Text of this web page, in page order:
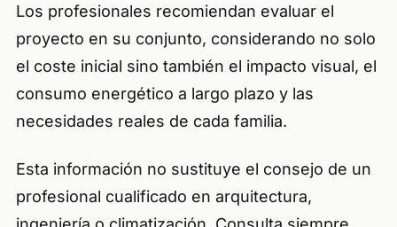
Los profesionales recomiendan evaluar el
proyecto en su conjunto, considerando no solo
el coste inicial sino también el impacto visual, el
consumo energético a largo plazo y las
necesidades reales de cada familia.
Esta información no sustituye el consejo de un
profesional cualificado en arquitectura,